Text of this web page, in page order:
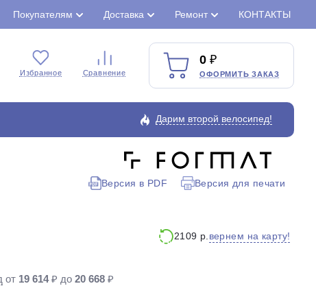
Покупателям Доставка Ремонт КОНТАКТЫ
Избранное Сравнение
0
ОФОРМИТЬ ЗАКАЗ
Дарим второй велосипед!
Версия в PDF Версия для печати
2109 р. вернем на карту!
от 19 614₽ до20 668 ₽